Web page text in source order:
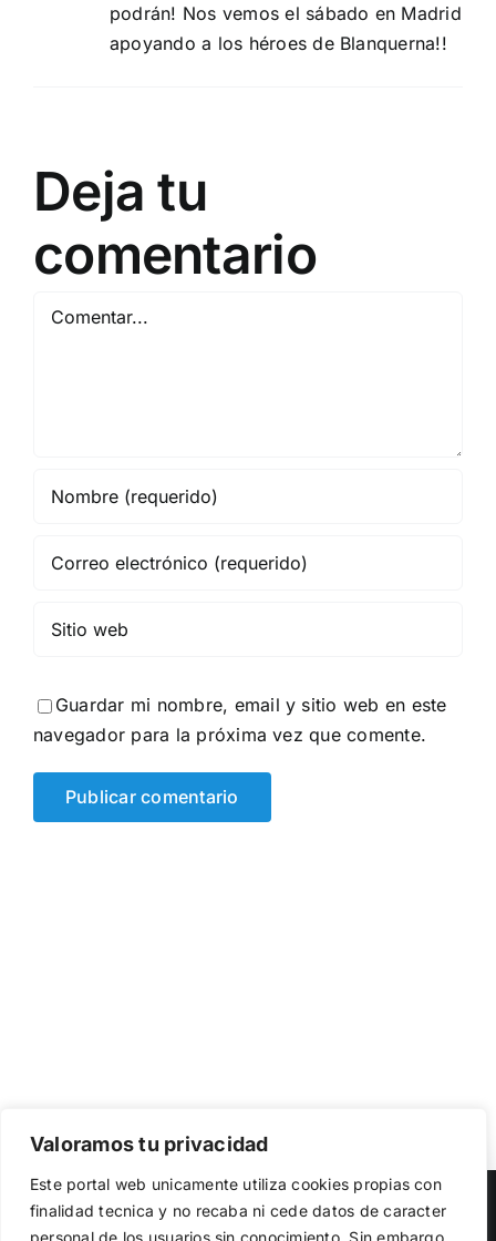
Valoramos tu privacidad
Este portal web unicamente utiliza cookies propias con
finalidad tecnica y no recaba ni cede datos de caracter
personal de los usuarios sin conocimiento. Sin embargo,
podrán! Nos vemos el sábado en Madrid
apoyando a los héroes de Blanquerna!!
Deja tu
comentario
Guardar mi nombre, email y sitio web en este
navegador para la próxima vez que comente.
Copyright 2023 | Democracia Nacional | All Rights Reserved
el funcionamiento de la web, medir su uso y mejorar
nuestros servicios. Puede aceptar todas las cookies,